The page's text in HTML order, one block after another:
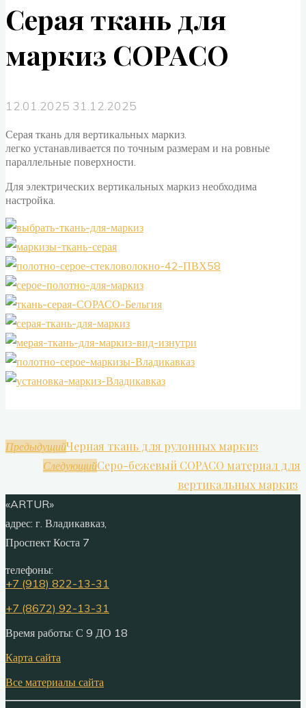
Серая ткань для
маркиз COPACO
12.01.2025 31.12.2025
Серая ткань для вертикальных маркиз.
легко устанавливается по точным размерам и на ровные
параллельные поверхности.
Для электрических вертикальных маркиз необходима
настройка.
ПредыдущийЧерная ткань для рулонных маркиз
СледующийСеро-бежевый COPACO материал для
вертикальных маркиз
«ARTUR»
адрес: г. Владикавказ,
Проспект Коста 7
телефоны:
+7 (918) 822-13-31
+7 (8672) 92-13-31
Время работы: С 9 ДО 18
Карта сайта
Все материалы сайта